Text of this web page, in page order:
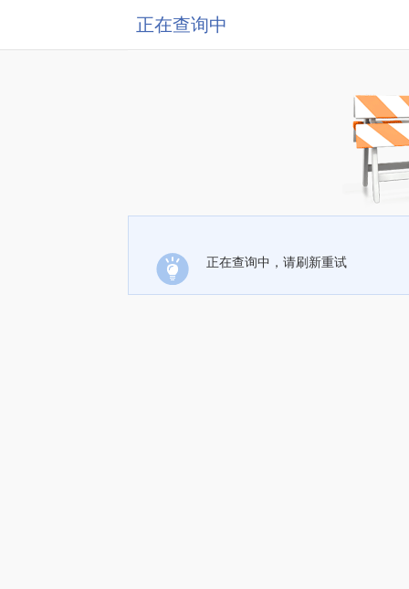
正在查询中
正在查询中，请刷新重试